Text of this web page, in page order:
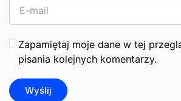
Zapamiętaj moje dane w tej
pisania kolejnych komentarzy.